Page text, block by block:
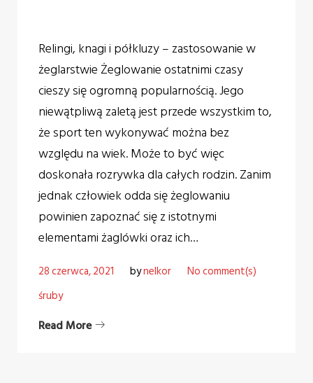
Relingi, knagi i półkluzy – zastosowanie w
żeglarstwie Żeglowanie ostatnimi czasy
cieszy się ogromną popularnością. Jego
niewątpliwą zaletą jest przede wszystkim to,
że sport ten wykonywać można bez
względu na wiek. Może to być więc
doskonała rozrywka dla całych rodzin. Zanim
jednak człowiek odda się żeglowaniu
powinien zapoznać się z istotnymi
elementami żaglówki oraz ich…
28 czerwca, 2021 bynelkor
No comment(s)
śruby
Read More